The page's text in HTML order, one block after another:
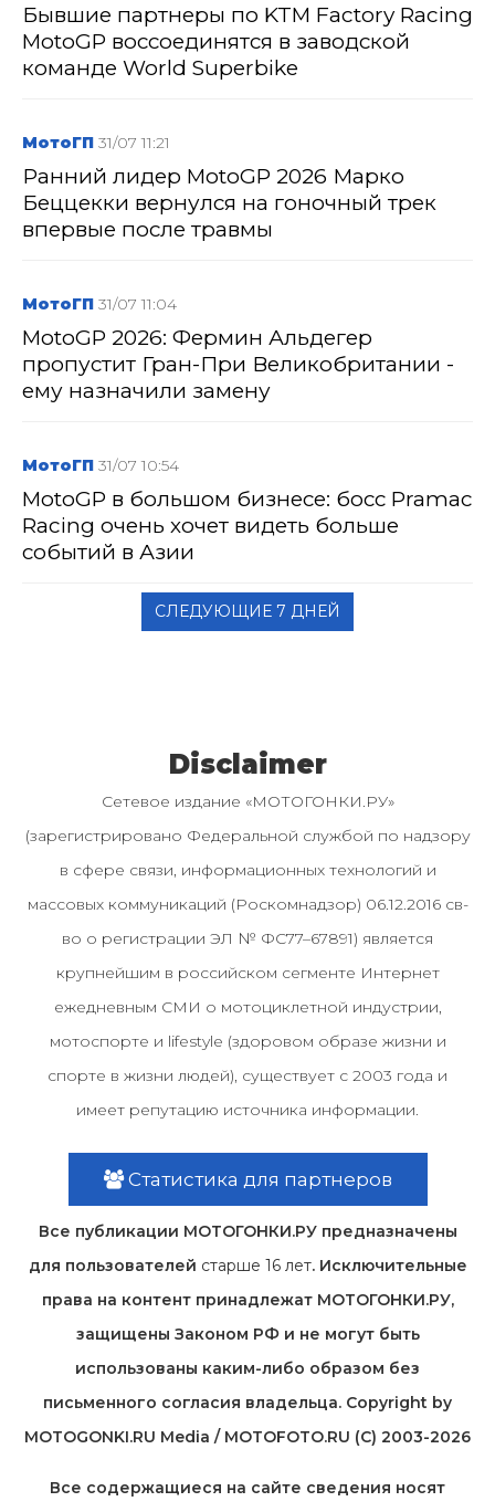
Бывшие партнеры по KTM Factory Racing
MotoGP воссоединятся в заводской
команде World Superbike
МотоГП 31/07 11:21
Ранний лидер MotoGP 2026 Марко
Беццекки вернулся на гоночный трек
впервые после травмы
МотоГП 31/07 11:04
MotoGP 2026: Фермин Альдегер
пропустит Гран-При Великобритании -
ему назначили замену
МотоГП 31/07 10:54
MotoGP в большом бизнесе: босс Pramac
Racing очень хочет видеть больше
событий в Азии
СЛЕДУЮЩИЕ 7 ДНЕЙ
Disclaimer
Сетевое издание «МОТОГОНКИ.РУ»
(зарегистрировано Федеральной службой по надзору
в сфере связи, информационных технологий и
массовых коммуникаций (Роскомнадзор) 06.12.2016 св-
во о регистрации ЭЛ № ФС77–67891) является
крупнейшим в российском сегменте Интернет
ежедневным СМИ о мотоциклетной индустрии,
мотоспорте и lifestyle (здоровом образе жизни и
спорте в жизни людей), существует с 2003 года и
имеет репутацию источника информации.
Статистика для партнеров
Все публикации МОТОГОНКИ.РУ предназначены
для пользователей старше 16 лет. Исключительные
права на контент принадлежат МОТОГОНКИ.РУ,
защищены Законом РФ и не могут быть
использованы каким-либо образом без
письменного согласия владельца. Copyright by
MOTOGONKI.RU Media / MOTOFOTO.RU (C) 2003-2026
Все содержащиеся на cайте сведения носят